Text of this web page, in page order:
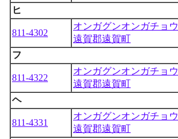
ヒ
811-4302
オンガグンオンガチョウ
遠賀郡遠賀町
フ
811-4322
オンガグンオンガチョウ
遠賀郡遠賀町
ヘ
811-4331
オンガグンオンガチョウ
遠賀郡遠賀町